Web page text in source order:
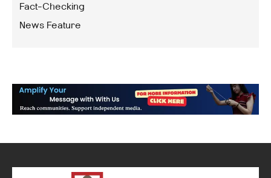
Fact-Checking
News Feature